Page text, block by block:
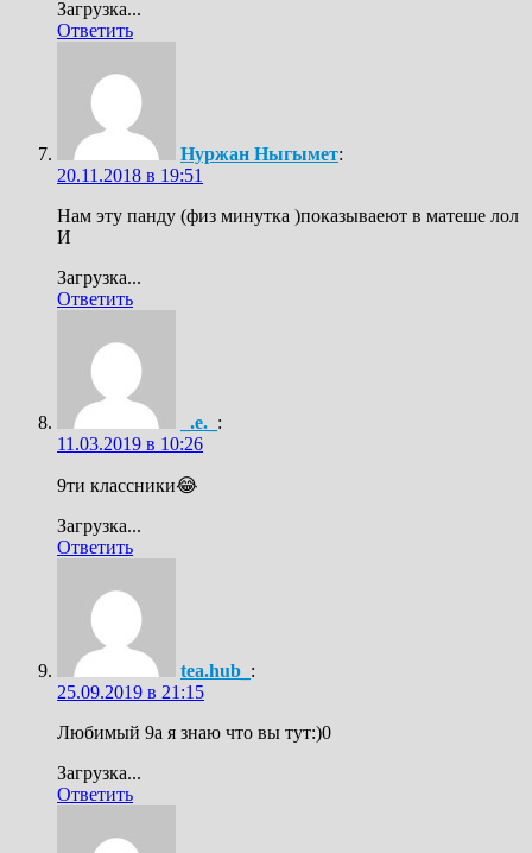
Загрузка...
Ответить
Нуржан Ныгымет:
20.11.2018 в 19:51
Нам эту панду (физ минутка )показываеют в матеше лол
И
Загрузка...
Ответить
_.e._ :
11.03.2019 в 10:26
9ти классники😂
Загрузка...
Ответить
tea.hub_ :
25.09.2019 в 21:15
Любимый 9а я знаю что вы тут:)0
Загрузка...
Ответить